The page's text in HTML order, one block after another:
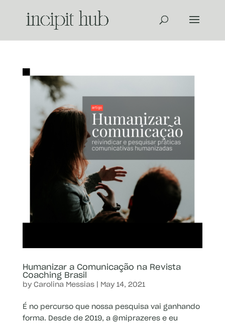
Humanizar a Comunicação na Revista
Coaching Brasil
by Carolina Messias| May 14, 2021
É no percurso que nossa pesquisa vai ganhando
forma. Desde de 2019, a @miprazeres e eu